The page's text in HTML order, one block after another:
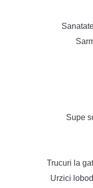
Supe
Trucuri la
Urzici